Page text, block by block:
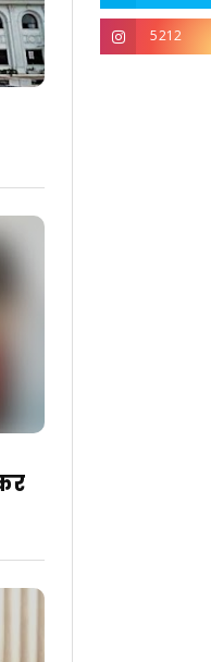
5212